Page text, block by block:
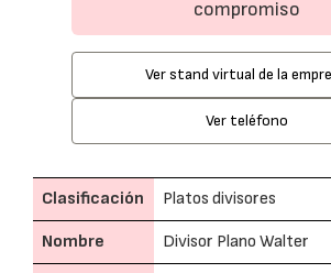
compromiso
Ver stand virtual de la
Ver teléfono
Clasificación Platos divisores
Nombre Divisor Plano Walter